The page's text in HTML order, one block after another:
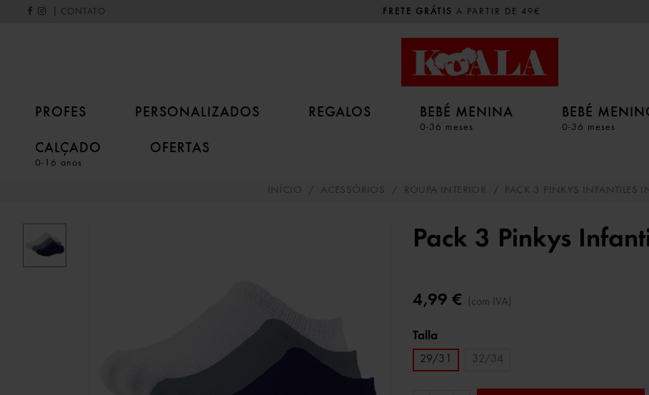
CONTATO FRETE GRÁTIS A PARTIR DE 49€
PROFES PERSONALIZADOS REGALOS BEBÉ MENINA
0-36 meses
BEBÉ
0-36 meses
CALÇADO
0-16 anos
OFERTAS
INÍCIO / ACESSÓRIOS / ROUPA INTERIOR / PACK 3 PINKYS INFANTILES
Pack 3 Pinkys
4,99 € (com IVA)
Talla
29/31 32/34